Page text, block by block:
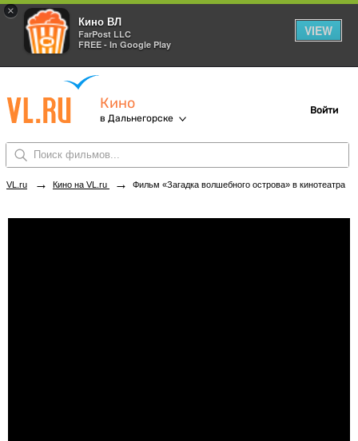
×
Кино ВЛ
FarPost LLC
FREE - In Google Play
VIEW
Кино
в Дальнегорске
Войти
VL.ru → Кино на VL.ru → Фильм «Загадка волшебного острова» в кинотеатрах Дальнегорска. Купить билеты!